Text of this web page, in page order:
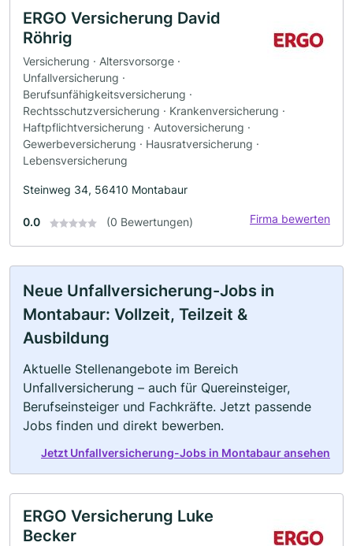
ERGO Versicherung David
Röhrig
Versicherung · Altersvorsorge ·
Unfallversicherung ·
Berufsunfähigkeitsversicherung ·
Rechtsschutzversicherung · Krankenversicherung ·
Haftpflichtversicherung · Autoversicherung ·
Gewerbeversicherung · Hausratversicherung ·
Lebensversicherung
Steinweg 34, 56410 Montabaur
0.0 (0 Bewertungen) Firma bewerten
Neue Unfallversicherung-Jobs in
Montabaur: Vollzeit, Teilzeit &
Ausbildung
Aktuelle Stellenangebote im Bereich
Unfallversicherung – auch für Quereinsteiger,
Berufseinsteiger und Fachkräfte. Jetzt passende
Jobs finden und direkt bewerben.
Jetzt Unfallversicherung-Jobs in Montabaur ansehen
ERGO Versicherung Luke
Becker